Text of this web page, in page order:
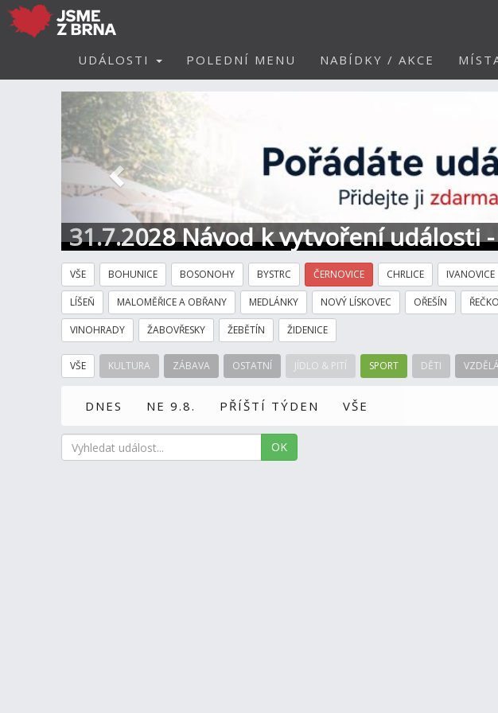
UDÁLOSTI POLEDNÍ MENU NABÍDKY / AKCE
31.7.2028 Návod k vytvoření události
Předchozí
VŠE BOHUNICE BOSONOHY BYSTRC ČERNOVICE CHRLICE IVANOVICE
LÍŠEŇ MALOMĚŘICE A OBŘANY MEDLÁNKY NOVÝ LÍSKOVEC OŘEŠÍN
VINOHRADY ŽABOVŘESKY ŽEBĚTÍN ŽIDENICE
VŠE KULTURA ZÁBAVA OSTATNÍ JÍDLO & PITÍ SPORT DĚTI
DNES NE 9.8. PŘÍŠTÍ TÝDEN VŠE
OK